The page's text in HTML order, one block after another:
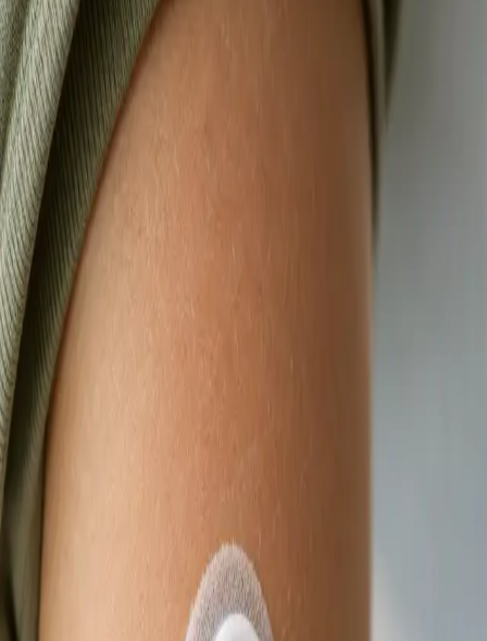
1/3
Praktické
Videokonsultace s lékařem, který má na vás čas
Většina pacientů začíná zde. Vyberte volný
termín konzultace s lékařem registrovaným ve
vaší zemi.
Od
Kč900
Délka
15 min
Zjistit více
Rezervovat konzultaci
Praktické
eNeschopenka online
Lékař registrovaný v ČLK posoudí vaše příznaky na videu a
vystaví eNeschopenku elektronicky, je-li to klinicky
odůvodněno. Termín ještě dnes.